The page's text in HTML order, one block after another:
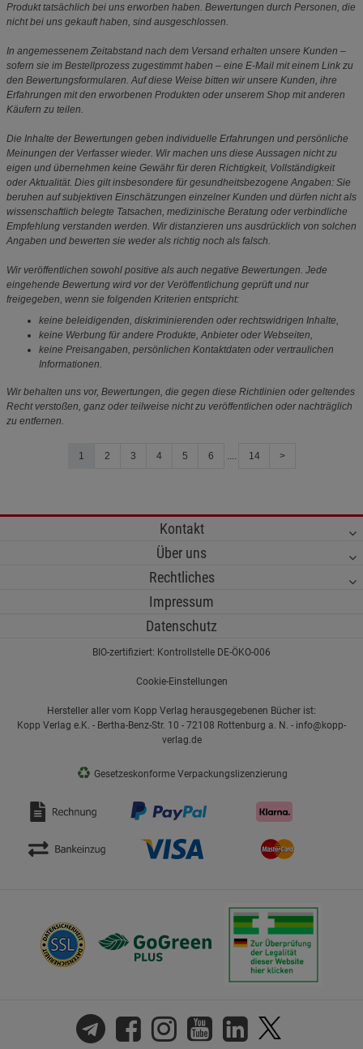
Produkt tatsächlich bei uns erworben haben. Bewertungen durch Personen, die
nicht bei uns gekauft haben, sind ausgeschlossen.
In angemessenem Zeitabstand nach dem Versand erhalten unsere Kunden –
sofern sie im Bestellprozess zugestimmt haben – eine E-Mail mit einem Link zu
den Bewertungsformularen. Auf diese Weise bitten wir unsere Kunden, ihre
Erfahrungen mit den erworbenen Produkten oder unserem Shop mit anderen
Käufern zu teilen.
Die Inhalte der Bewertungen geben individuelle Erfahrungen und persönliche
Meinungen der Verfasser wieder. Wir machen uns diese Aussagen nicht zu
eigen und übernehmen keine Gewähr für deren Richtigkeit, Vollständigkeit
oder Aktualität. Dies gilt insbesondere für gesundheitsbezogene Angaben: Sie
beruhen auf subjektiven Einschätzungen einzelner Kunden und dürfen nicht als
wissenschaftlich belegte Tatsachen, medizinische Beratung oder verbindliche
Empfehlung verstanden werden. Wir distanzieren uns ausdrücklich von solchen
Angaben und bewerten sie weder als richtig noch als falsch.
Wir veröffentlichen sowohl positive als auch negative Bewertungen. Jede
eingehende Bewertung wird vor der Veröffentlichung geprüft und nur
freigegeben, wenn sie folgenden Kriterien entspricht:
keine beleidigenden, diskriminierenden oder rechtswidrigen Inhalte,
keine Werbung für andere Produkte, Anbieter oder Webseiten,
keine Preisangaben, persönlichen Kontaktdaten oder vertraulichen
Informationen.
Wir behalten uns vor, Bewertungen, die gegen diese Richtlinien oder geltendes
Recht verstoßen, ganz oder teilweise nicht zu veröffentlichen oder nachträglich
zu entfernen.
1 2 3 4 5 6 .... 14 >
Kontakt
Über uns
Rechtliches
Impressum
Datenschutz
BIO-zertifiziert: Kontrollstelle DE-ÖKO-006
Cookie-Einstellungen
Hersteller aller vom Kopp Verlag herausgegebenen Bücher ist:
Kopp Verlag e.K. - Bertha-Benz-Str. 10 - 72108 Rottenburg a. N. - info@kopp-
verlag.de
♻ Gesetzeskonforme Verpackungslizenzierung